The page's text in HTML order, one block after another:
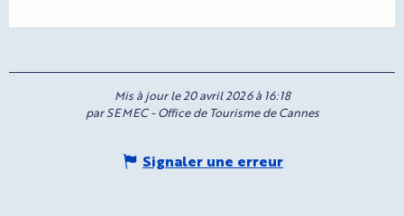
Mis à jour le 20 avril 2026 à 16:18
par SEMEC - Office de Tourisme de Cannes
Signaler une erreur